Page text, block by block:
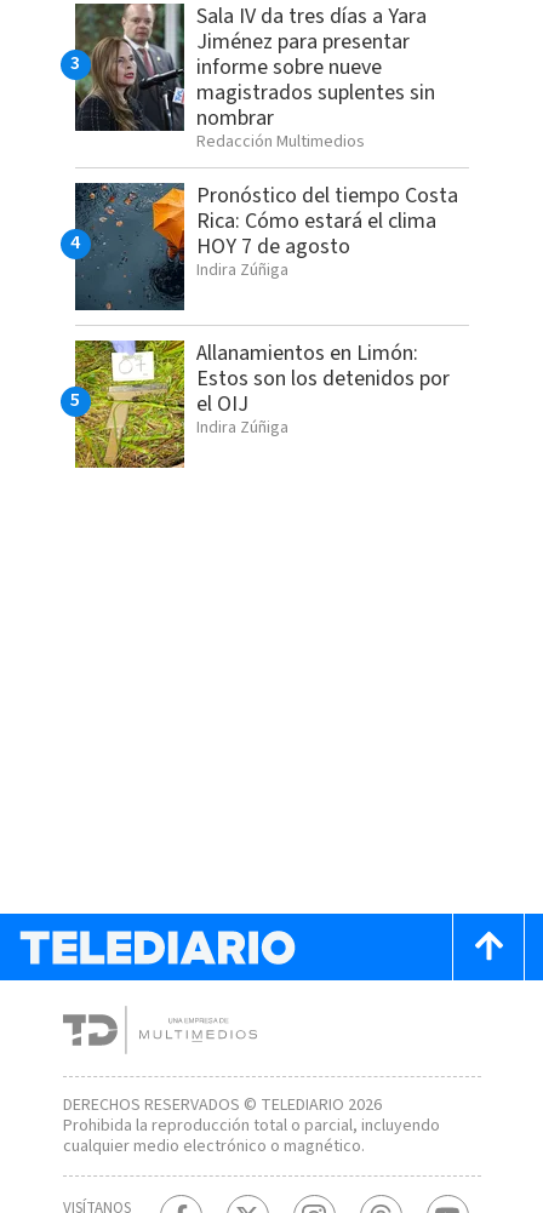
Sala IV da tres días a Yara
Jiménez para presentar
informe sobre nueve
magistrados suplentes sin
nombrar
Redacción Multimedios
Pronóstico del tiempo Costa
Rica: Cómo estará el clima
HOY 7 de agosto
Indira Zúñiga
Allanamientos en Limón:
Estos son los detenidos por
el OIJ
Indira Zúñiga
DERECHOS RESERVADOS © TELEDIARIO 2026
Prohibida la reproducción total o parcial, incluyendo
cualquier medio electrónico o magnético.
VISÍTANOS